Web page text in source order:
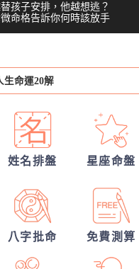
孩子安排，他越想逃？
命格告訴你何時該放手
把累往肚子裡吞？最難
努力越燒光自己？你的天
可能用過頭了 #shorts
星，常燒光自己
歲，人生努力全部歸零
我打開命盤，看到了什
？
張命盤，算出你全家？
你最終的幸福？
命盤合嗎？適合當夫妻？批婚配
看你另一半的輪廓
何時來敲門?
姓名排盤 星座命盤
八字批命 免費測算